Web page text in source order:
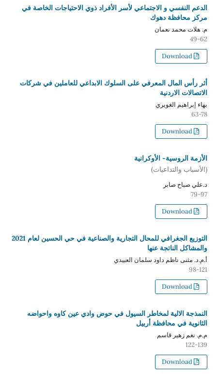
الدعم النفسي و الاجتماعي لأسر الأفراد ذوي الاحتياجات الخاصة في
مركز محافظة دهوك
م. هلات محمد نعمان
49-62
Download
أثر رأس المال المعرفي على السلوك الابداعي للعاملين في شركات
الاتصالات الاردنية
بهاء إبراهيم الغويري
63-78
Download
الأزمة الروسية- الأوكرانية
(الأسباب والتداعيات)
د.علي صباح صابر
79-97
Download
التوزيع الجغرافي للمحال التجارية والصناعية في حي الحسين لعام 2021
والمشاكل الناتجة عنها
أ.م.د. مثنى ناظم داود سلمان العبيدي
98-121
Download
النمذجة الالية لمخاطر السيول في حوض وادي عين كاوه واحواضه
الثانوية في محافظة أربيل
م.م. نغم زهير قاسم
122-139
Download